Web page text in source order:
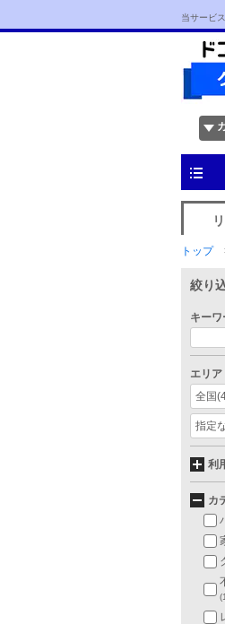
当サービ
トップ
絞り
キーワ
エリア
全国
指定
利
カ